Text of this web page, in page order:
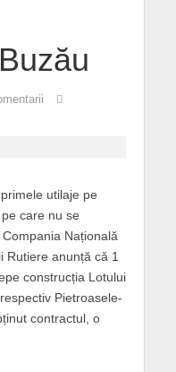
utilaje pe
care nu se
Națională
Rutiere anunță că 1
construcția Lotului
Pietroasele-
contractul, o